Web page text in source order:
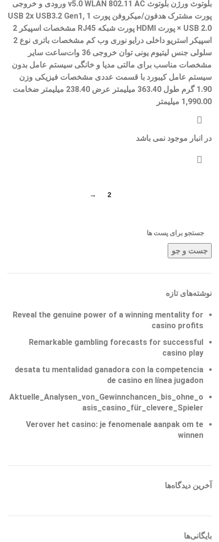
جست و جو
نوشته‌های تازه
Reveal the genuine power of a winning mentality for
casino profits
Remarkable gambling forecasts for successful
casino play
desata tu mentalidad ganadora con la competencia
de casino en línea jugadon
Aktuelle_Analysen_von_Gewinnchancen_bis_ohne_o
asis_casino_für_clevere_Spieler
Verover het casino: je fenomenale aanpak om te
winnen
آخرین دیدگاه‌ها
بایگانی‌ها
بلوتوث ورژن بلوتوث v5.0 WLAN 802.11 AC ورودی و خروجی
پورت مشترک هدفون/میکروفن پورت USB 2x USB3.2 Gen1, 1
× USB 2.0 پورت HDMI پورت شبکه RJ45 مشخصات اسپیکر 2
اسپیکر استریو داخلی درایو نوری وب کم مشخصات باتری نوع 2
سلولی جنس لیتیوم یونی توان خروجی 36 وات‌ساعت سایر
مشخصات مناسب برای مالتی مدیا و خانگی سیستم عامل بدون
سیستم عامل کیبورد با قسمت عددی مشخصات فیزیکی وزن
1.90 گرم طول 363.40 میلیمتر عرض 238.40 میلیمتر ضخامت
1,990.00 میلیمتر
در انبار موجود نمی باشد
2
→